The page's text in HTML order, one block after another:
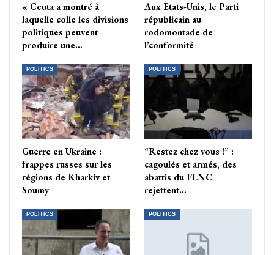
« Ceuta a montré à
laquelle colle les divisions
politiques peuvent
produire une…
Aux Etats-Unis, le Parti
républicain au
rodomontade de
l’conformité
POLITICS
Guerre en Ukraine :
frappes russes sur les
régions de Kharkiv et
Soumy
POLITICS
“Restez chez vous !” :
cagoulés et armés, des
abattis du FLNC
rejettent…
POLITICS POLITICS